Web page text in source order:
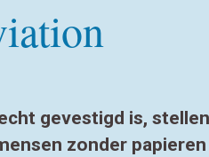
gevestigd is,
zonder